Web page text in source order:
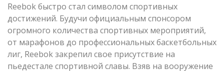
Reebok быстро стал символом спортивных
достижений. Будучи официальным спонсором
огромного количества спортивных мероприятий,
от марафонов до профессиональных баскетбольных
лиг, Reebok закрепил свое присутствие на
пьедестале спортивной славы. Взяв на вооружение